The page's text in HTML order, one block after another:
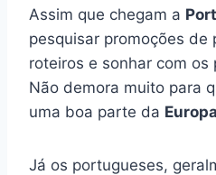
Assim que chegam a
pesquisar promoções de
roteiros e sonhar com os
Não demora muito para
uma boa parte da Europa
Já os portugueses,